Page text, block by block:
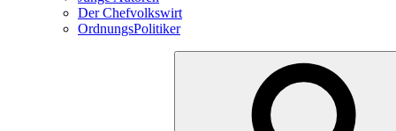
Der Chefvolkswirt
OrdnungsPolitiker